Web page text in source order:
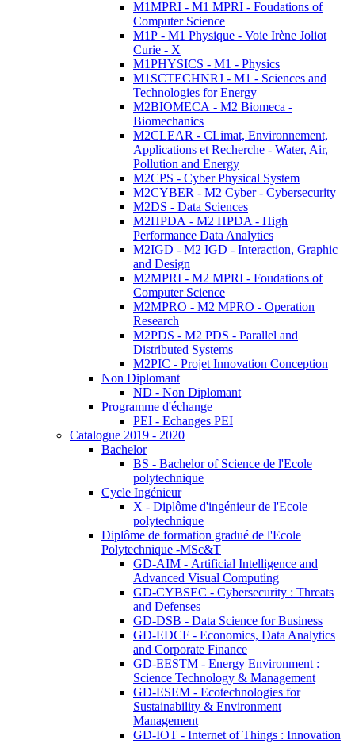
M1MPRI - M1 MPRI - Foudations of
Computer Science
M1P - M1 Physique - Voie Irène Joliot
Curie - X
M1PHYSICS - M1 - Physics
M1SCTECHNRJ - M1 - Sciences and
Technologies for Energy
M2BIOMECA - M2 Biomeca -
Biomechanics
M2CLEAR - CLimat, Environnement,
Applications et Recherche - Water, Air,
Pollution and Energy
M2CPS - Cyber Physical System
M2CYBER - M2 Cyber - Cybersecurity
M2DS - Data Sciences
M2HPDA - M2 HPDA - High
Performance Data Analytics
M2IGD - M2 IGD - Interaction, Graphic
and Design
M2MPRI - M2 MPRI - Foudations of
Computer Science
M2MPRO - M2 MPRO - Operation
Research
M2PDS - M2 PDS - Parallel and
Distributed Systems
M2PIC - Projet Innovation Conception
Non Diplomant
ND - Non Diplomant
Programme d'échange
PEI - Echanges PEI
Catalogue 2019 - 2020
Bachelor
BS - Bachelor of Science de l'Ecole
polytechnique
Cycle Ingénieur
X - Diplôme d'ingénieur de l'Ecole
polytechnique
Diplôme de formation gradué de l'Ecole
Polytechnique -MSc&T
GD-AIM - Artificial Intelligence and
Advanced Visual Computing
GD-CYBSEC - Cybersecurity : Threats
and Defenses
GD-DSB - Data Science for Business
GD-EDCF - Economics, Data Analytics
and Corporate Finance
GD-EESTM - Energy Environment :
Science Technology & Management
GD-ESEM - Ecotechnologies for
Sustainability & Environment
Management
GD-IOT - Internet of Things : Innovation